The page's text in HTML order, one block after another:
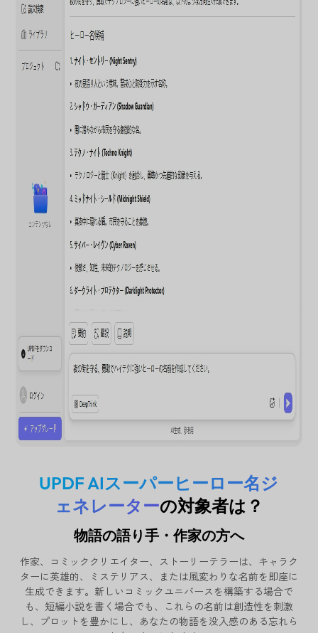
UPDF AIスーパーヒーロー名ジ
ェネレーターの対象者は？
物語の語り手・作家の方へ
作家、コミッククリエイター、ストーリーテラーは、キャラク
ターに英雄的、ミステリアス、または風変わりな名前を即座に
生成できます。新しいコミックユニバースを構築する場合で
も、短編小説を書く場合でも、これらの名前は創造性を刺激
し、プロットを豊かにし、あなたの物語を没入感のある忘れら